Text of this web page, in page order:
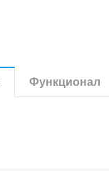
Функционал